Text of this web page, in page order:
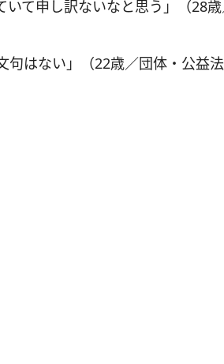
いて申し訳ないなと思う」（28
句はない」（22歳／団体・公益